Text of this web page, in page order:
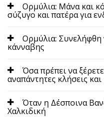
Ορμύλια: Μάνα και
σύζυγο και πατέρα για
Ορμύλια: Συνελήφθη
κάνναβης
Όσα πρέπει να
αναπάντητες κλήσεις
Όταν η Δέσποινα
Χαλκιδική